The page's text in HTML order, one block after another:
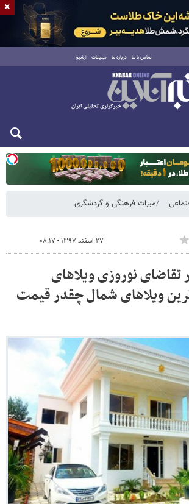
تماس با ما درباره ما تبلیغات آرشیو
یکشنبه ۱۸ مرداد ۱۴۰۵
میراث فرهنگی و گردشگری
۲۷ اسفند ۱۳۹۷ - ۰۸:۱۷
نوروزی ویلاهای
ویلاهای شمال چقدر قیمت
×